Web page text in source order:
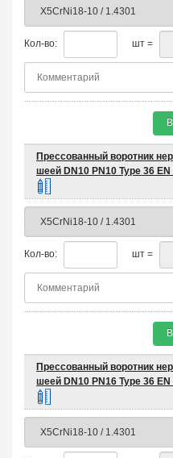
Кол-во: шт =
Прессованный воротник
шеей DN10 PN10 Type 36 EN
Кол-во: шт =
Прессованный воротник
шеей DN10 PN16 Type 36 EN